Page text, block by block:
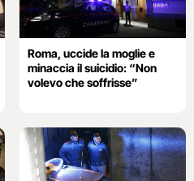
Roma, uccide la moglie e
minaccia il suicidio: “Non
volevo che soffrisse”